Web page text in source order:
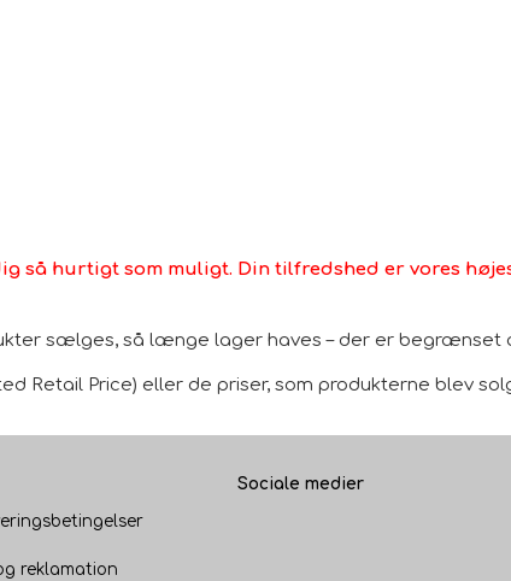
så hurtigt som muligt. Din tilfredshed er vores
sælges, så længe lager haves – der er begrænset
Retail Price) eller de priser, som produkterne blev
reklamation
Sociale medier